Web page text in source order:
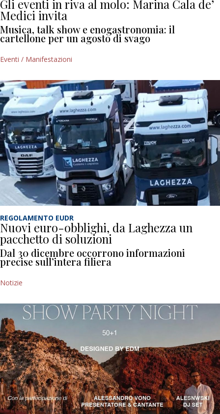
Gli eventi in riva al molo: Marina Cala de’
Medici invita
Musica, talk show e enogastronomia: il
cartellone per un agosto di svago
Eventi / Manifestazioni
REGOLAMENTO EUDR
Nuovi euro-obblighi, da Laghezza un
pacchetto di soluzioni
Dal 30 dicembre occorrono informazioni
precise sull’intera filiera
Notizie